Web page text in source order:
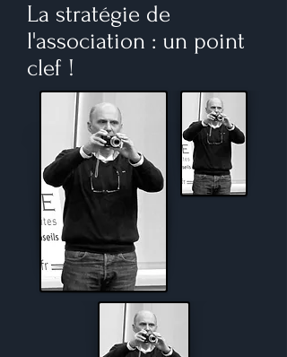
La stratégie de
l'association : un point
clef !